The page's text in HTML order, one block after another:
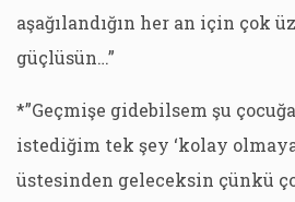
aşağılandığın her an için çok
güçlüsün…”
*”Geçmişe gidebilsem şu
istediğim tek şey ‘kolay
üstesinden geleceksin çünkü